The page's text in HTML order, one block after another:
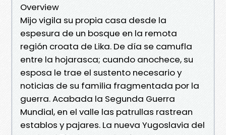
Overview
Mijo vigila su propia casa desde la
espesura de un bosque en la remota
región croata de Lika. De día se camufla
entre la hojarasca; cuando anochece, su
esposa le trae el sustento necesario y
noticias de su familia fragmentada por la
guerra. Acabada la Segunda Guerra
Mundial, en el valle las patrullas rastrean
establos y pajares. La nueva Yugoslavia del